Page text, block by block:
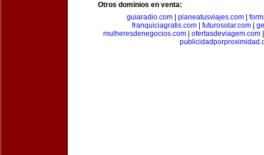
Otros dominios en venta:
guiaradio.com
planeatusviajes.com
franquiciagratis.com
futurosolar.com
mulheresdenegocios.com
ofertasdeviagem.com